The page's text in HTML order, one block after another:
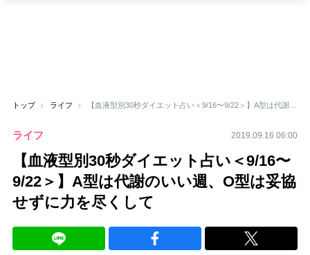
トップ ライフ 【血液型別30秒ダイエット占い＜9/16〜9/22＞】A型は代謝のいい週、O型は妥協せずに力を尽くして
ライフ 2019.09.16 06:00
【血液型別30秒ダイエット占い＜9/16〜
9/22＞】A型は代謝のいい週、O型は妥協
せずに力を尽くして